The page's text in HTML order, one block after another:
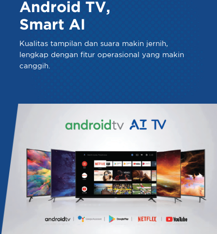
Android TV,
Smart AI
Kualitas tampilan dan suara makin jernih,
lengkap dengan fitur operasional yang makin
canggih.